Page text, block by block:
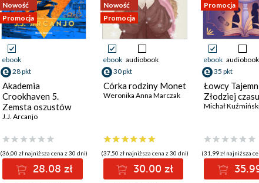
Nowość
Promocja
ebook
28 pkt
Akademia
Crookhaven 5.
Zemsta oszustów
J.J. Arcanjo
(36,00 zł najniższa cena z 30 dni)
28.08 zł
Nowość
Promocja
ebook audiobook
30 pkt
Córka rodziny Monet
Weronika Anna Marczak
(37,50 zł najniższa cena z 30 dni)
30.00 zł
Promocja
ebook audiobook
35 pkt
Łowcy
Złodziej czasu
Michał
(31,99 zł najniższa